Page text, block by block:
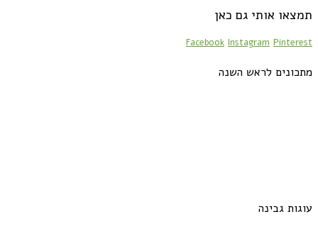
תמצאו אותי גם כאן
Facebook Instagram Pinterest
מתכונים לראש השנה
עוגות גבינה